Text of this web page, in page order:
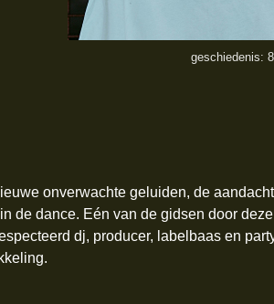
geschiedenis: 8
onverwachte geluiden, de
de dance. Eén van de gidsen door
dj, producer, labelbaas en